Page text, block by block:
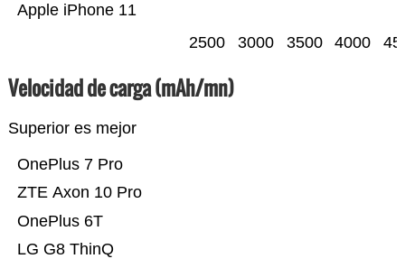
Apple iPhone 11
2500 3000 3500 4000
Velocidad de carga (mAh/mn)
Superior es mejor
LG G8 ThinQ
OnePlus 6T
ZTE Axon 10 Pro
OnePlus 7 Pro